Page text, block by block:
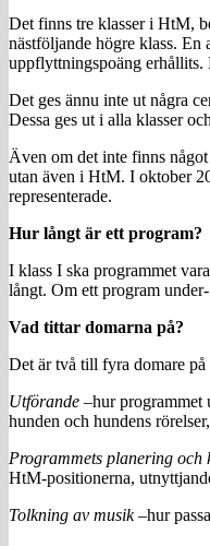
Det finns tre klasser i HtM,
nästföljande högre klass. En
uppflyttningspoäng erhållits.
Det ges ännu inte ut några
Dessa ges ut i alla klasser
Även om det inte finns
utan även i HtM. I oktober
representerade.
Hur långt är ett program?
I klass I ska programmet
långt. Om ett program
Vad tittar domarna på?
Det är två till fyra domare
Utförande –hur programmet
hunden och hundens
Programmets planering och
HtM-positionerna,
Tolkning av musik –hur